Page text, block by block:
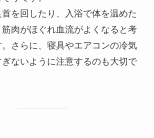
を回したり、入浴で体を温めた
筋肉がほぐれ血流がよくなると考
さらに、寝具やエアコンの冷気
ないように注意するのも大切で